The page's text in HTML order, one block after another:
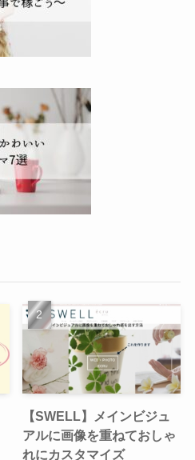
【SWELL】メインビジュ
アルに画像を重ねておしゃ
れにカスタマイズ